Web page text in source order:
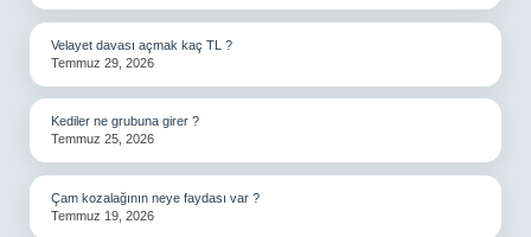
Velayet davası açmak kaç TL ?
Temmuz 29, 2026
Kediler ne grubuna girer ?
Temmuz 25, 2026
Çam kozalağının neye faydası var ?
Temmuz 19, 2026